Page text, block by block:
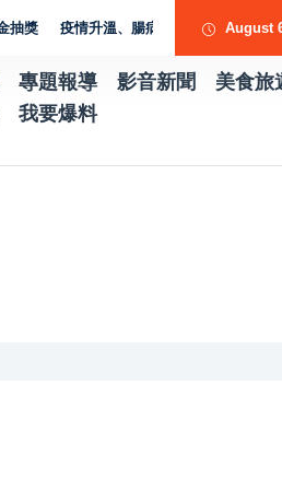
疫情升溫、腸病毒來襲 黃裕庭籲前金新興
August
專題報導 影音新聞
美食旅
我要爆料